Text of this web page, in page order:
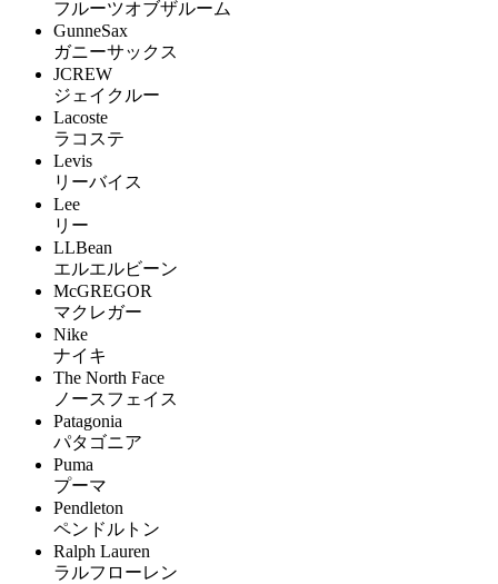
フルーツオブザルーム
GunneSax
ガニーサックス
JCREW
ジェイクルー
Lacoste
ラコステ
Levis
リーバイス
Lee
リー
LLBean
エルエルビーン
McGREGOR
マクレガー
Nike
ナイキ
The North Face
ノースフェイス
Patagonia
パタゴニア
Puma
プーマ
Pendleton
ペンドルトン
Ralph Lauren
ラルフローレン